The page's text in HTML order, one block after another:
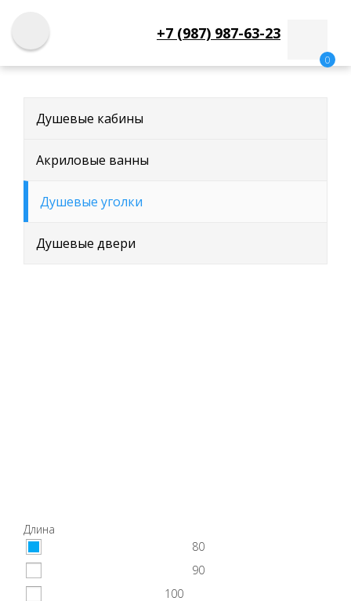
+7 (987) 987-63-23
0
Душевые кабины
Акриловые ванны
Душевые уголки
Душевые двери
Длина
80
90
100